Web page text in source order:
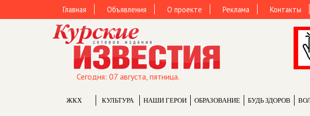
Главная Объявления О проекте Реклама Контакты
Сегодня: 07 августа, пятница.
ЖКХ КУЛЬТУРА НАШИ ГЕРОИ ОБРАЗОВАНИЕ БУДЬ ЗДОРОВ